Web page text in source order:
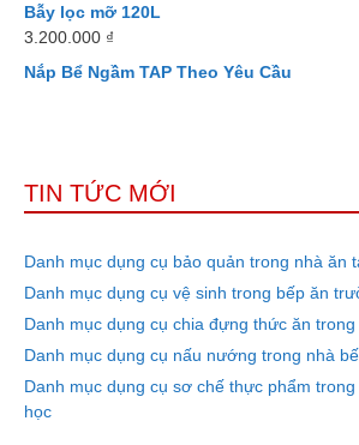
Bẫy lọc mỡ 120L
3.200.000 ₫
Nắp Bể Ngầm TAP Theo Yêu Cầu
TIN TỨC MỚI
Danh mục dụng cụ bảo quản trong nhà ăn
Danh mục dụng cụ vệ sinh trong bếp ăn
Danh mục dụng cụ chia đựng thức ăn
Danh mục dụng cụ nấu nướng trong nhà
Danh mục dụng cụ sơ chế thực phẩm
học